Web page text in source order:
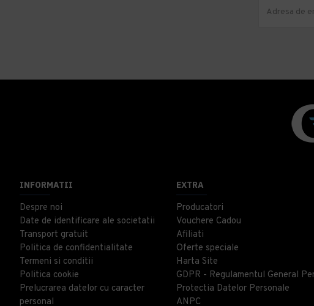
INFORMATII
Despre noi
Date de identificare ale societatii
Transport gratuit
Politica de confidentialitate
Termeni si conditii
Politica cookie
Prelucrarea datelor cu caracter
personal
EXTRA
Producatori
Vouchere Cadou
Afiliati
Oferte speciale
Harta Site
GDPR - Regulamentul General
Protectia Datelor Personale
ANPC